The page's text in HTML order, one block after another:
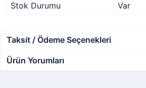
Stok Durumu
Var
Taksit / Ödeme Seçenekleri
Ürün Yorumları